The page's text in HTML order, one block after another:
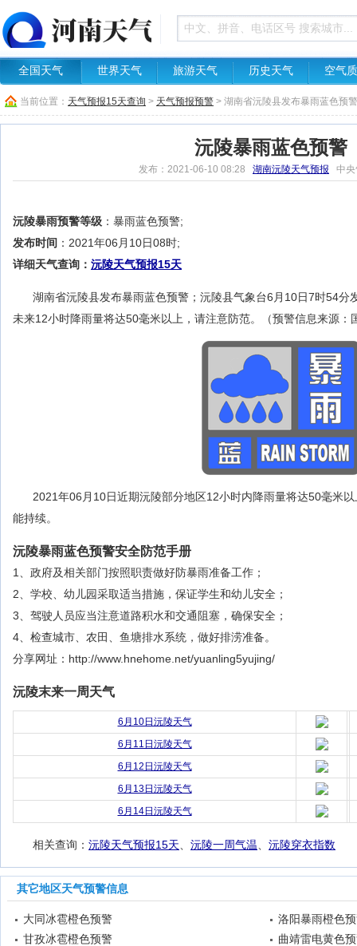
全国天气 世界天气 旅游天气 历史天气 空气
当前位置： 天气预报15天查询 > 天气预报预警 > 湖南省沅陵县发布暴雨蓝色预警
沅陵暴雨蓝色预警
发布：2021-06-10 08:28 湖南沅陵天气预报 中央
沅陵暴雨预警等级 ：暴雨蓝色预警;
发布时间 ：2021年06月10日08时;
详细天气查询： 沅陵天气预报15天
湖南省沅陵县发布暴雨蓝色预警；沅陵县气象台6月10日7时54分
未来12小时降雨量将达50毫米以上，请注意防范。（预警信息来源：
2021年06月10日近期沅陵部分地区12小时内降雨量将达50毫米
能持续。
沅陵暴雨蓝色预警安全防范手册
1、政府及相关部门按照职责做好防暴雨准备工作；
2、学校、幼儿园采取适当措施，保证学生和幼儿安全；
3、驾驶人员应当注意道路积水和交通阻塞，确保安全；
4、检查城市、农田、鱼塘排水系统，做好排涝准备。
分享网址：http://www.hnehome.net/yuanling5yujing/
沅陵末来一周天气
6月10日沅陵天气
6月11日沅陵天气
6月12日沅陵天气
6月13日沅陵天气
6月14日沅陵天气
相关查询： 沅陵天气预报15天 沅陵一周气温 沅陵穿衣指数
其它地区天气预警信息
大同冰雹橙色预警
洛阳暴雨橙色
甘孜冰雹橙色预警
曲靖雷电黄色